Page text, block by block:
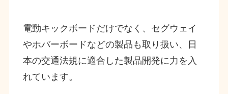
電動キックボードだけでなく、セグウェイ
やホバーボードなどの製品も取り扱い、日
本の交通法規に適合した製品開発に力を入
れています。